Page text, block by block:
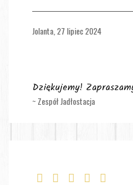
Jolanta,27 lipiec 2024
Dziękujemy!
~ Zespół Jadłostacja